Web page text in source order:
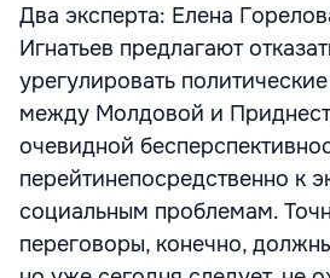
Два эксперта: Елена
Игнатьев предлагают
урегулировать
между Молдовой и
очевидной
перейтинепосредственно к
социальным проблемам.
переговоры, конечно,